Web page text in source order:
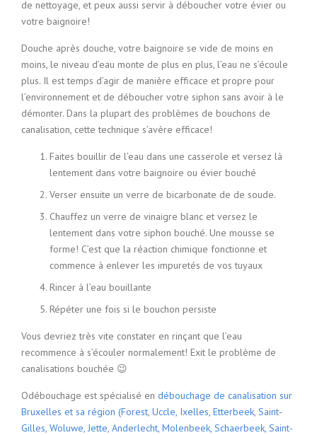
de nettoyage, et peux aussi servir à déboucher votre évier ou
votre baignoire!
Douche après douche, votre baignoire se vide de moins en
moins, le niveau d’eau monte de plus en plus, l’eau ne s’écoule
plus. Il est temps d’agir de manière efficace et propre pour
l’environnement et de déboucher votre siphon sans avoir à le
démonter. Dans la plupart des problèmes de bouchons de
canalisation, cette technique s’avère efficace!
Faites bouillir de l’eau dans une casserole et versez là
lentement dans votre baignoire ou évier bouché
Verser ensuite un verre de bicarbonate de de soude.
Chauffez un verre de vinaigre blanc et versez le
lentement dans votre siphon bouché. Une mousse se
forme! C’est que la réaction chimique fonctionne et
commence à enlever les impuretés de vos tuyaux
Rincer à l’eau bouillante
Répéter une fois si le bouchon persiste
Vous devriez très vite constater en rinçant que l’eau
recommence à s’écouler normalement! Exit le problème de
canalisations bouchée 😉
Odébouchage est spécialisé en débouchage de canalisation sur
Bruxelles et sa région (Forest, Uccle, Ixelles, Etterbeek, Saint-
Gilles, Woluwe, Jette, Anderlecht, Molenbeek, Schaerbeek, Saint-